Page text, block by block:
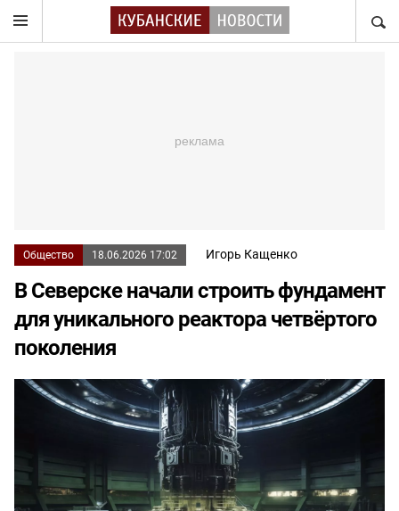
Общество 18.06.2026 17:02 Игорь Кащенко
В Северске начали строить фундамент
для уникального реактора четвёртого
поколения